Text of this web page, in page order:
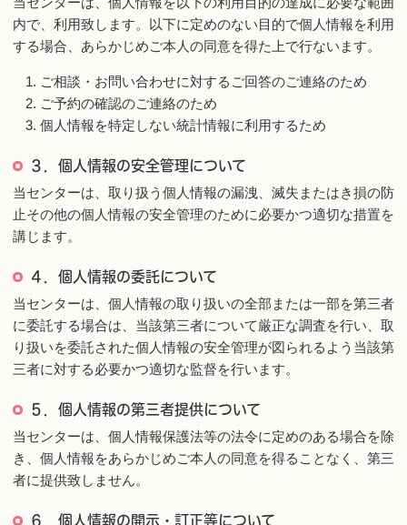
内で、利用致します。以下に定めのない目的で個人情報を利用
する場合、あらかじめご本人の同意を得た上で行ないます。
ご相談・お問い合わせに対するご回答のご連絡のため
ご予約の確認のご連絡のため
個人情報を特定しない統計情報に利用するため
３．個人情報の安全管理について
当センターは、取り扱う個人情報の漏洩、滅失またはき損の防
止その他の個人情報の安全管理のために必要かつ適切な措置を
講じます。
４．個人情報の委託について
当センターは、個人情報の取り扱いの全部または一部を第三者
に委託する場合は、当該第三者について厳正な調査を行い、取
り扱いを委託された個人情報の安全管理が図られるよう当該第
三者に対する必要かつ適切な監督を行います。
５．個人情報の第三者提供について
当センターは、個人情報保護法等の法令に定めのある場合を除
き、個人情報をあらかじめご本人の同意を得ることなく、第三
者に提供致しません。
６．個人情報の開示・訂正等について